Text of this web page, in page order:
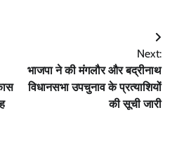
Next:
भाजपा ने की मंगलौर और बद्रीनाथ
विधानसभा उपचुनाव के प्रत्याशियों
की सूची जारी